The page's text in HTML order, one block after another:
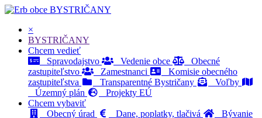
BYSTRIČANY
×
BYSTRIČANY
Chcem vedieť
Spravodajstvo
Vedenie obce
Obecné
zastupiteľstvo
Zamestnanci
Komisie obecného
zastupiteľstva
Transparentné Bystričany
Voľby
Územný plán
Projekty EÚ
Chcem vybaviť
Obecný úrad
Dane, poplatky, tlačivá
Bývanie